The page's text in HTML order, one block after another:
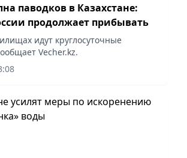
паводков в Казахстане:
продолжает прибывать
идут круглосуточные
Vecher.kz.